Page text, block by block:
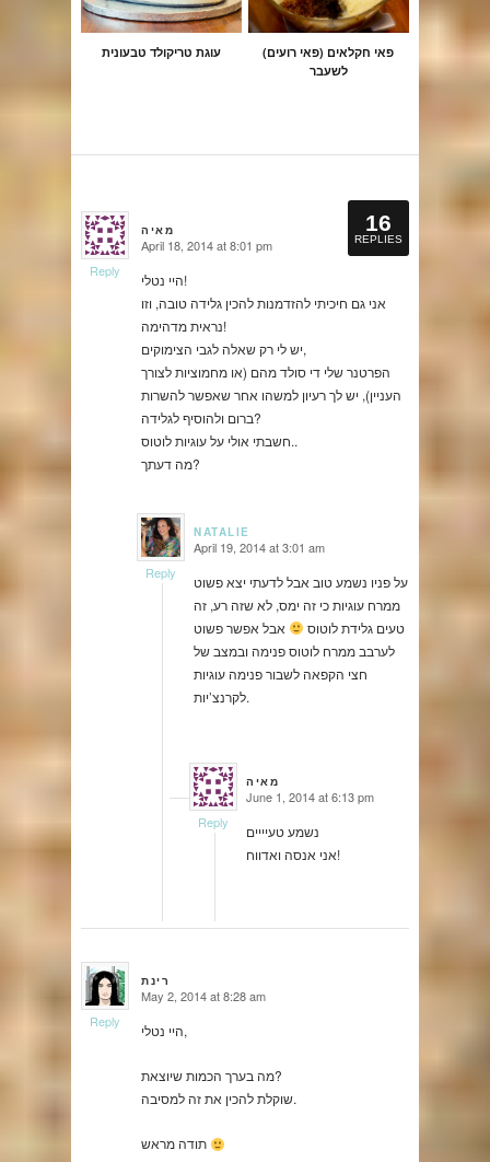
עוגת טריקולד טבעונית
(פאי חקלאים (פאי רועים
לשעבר
16
REPLIES
מאיה
says: April 18, 2014 at 8:01 pm
היי נטלי!
אני גם חיכיתי להזדמנות להכין גלידה טובה, וזו
נראית מדהימה!
יש לי רק שאלה לגבי הצימוקים,
הפרטנר שלי די סולד מהם (או מחמוציות לצורך
העניין), יש לך רעיון למשהו אחר שאפשר להשרות
ברום ולהוסיף לגלידה?
חשבתי אולי על עוגיות לוטוס..
מה דעתך?
Reply
NATALIE
says: April 19, 2014 at 3:01 am
על פניו נשמע טוב אבל לדעתי יצא פשוט
ממרח עוגיות כי זה ימס, לא שזה רע, זה
טעים גלידת לוטוס
אבל אפשר פשוט
לערבב ממרח לוטוס פנימה ובמצב של
חצי הקפאה לשבור פנימה עוגיות
לקרנצ’יות.
Reply
מאיה
says: June 1, 2014 at 6:13 pm
נשמע טעיייים
אני אנסה ואדווח!
Reply
רינת
says: May 2, 2014 at 8:28 am
היי נטלי,
מה בערך הכמות שיוצאת?
שוקלת להכין את זה למסיבה.
Reply